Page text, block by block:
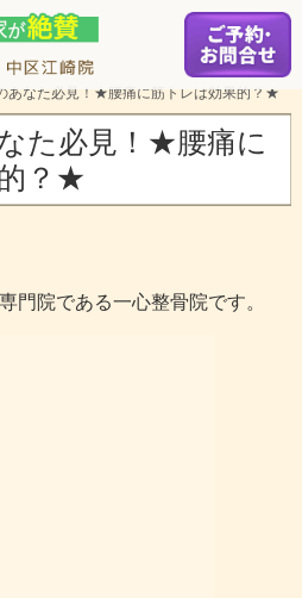
あなた必見！★腰痛に筋トレは効果的？★
た必見！★腰痛に
？★
門院である一心整骨院です。